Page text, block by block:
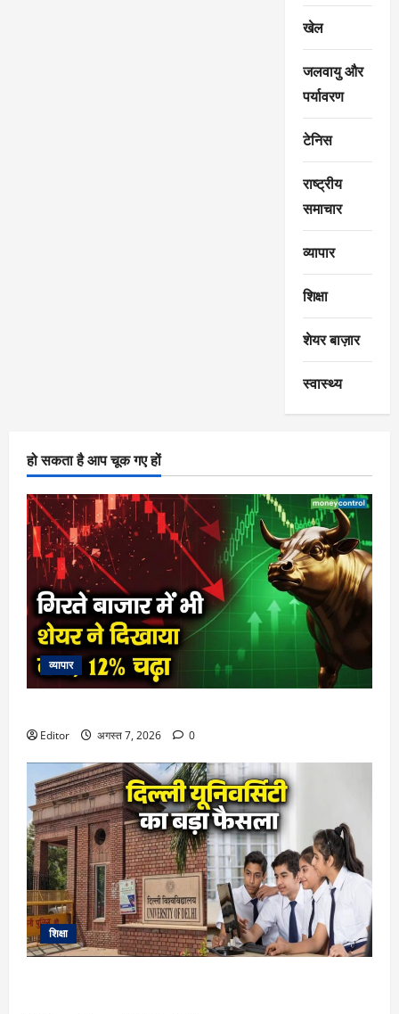
खेल
जलवायु और
पर्यावरण
टेनिस
राष्ट्रीय
समाचार
व्यापार
शिक्षा
शेयर बाज़ार
स्वास्थ्य
हो सकता है आप चूक गए हों
व्यापार
Editor अगस्त 7, 2026 0
शिक्षा